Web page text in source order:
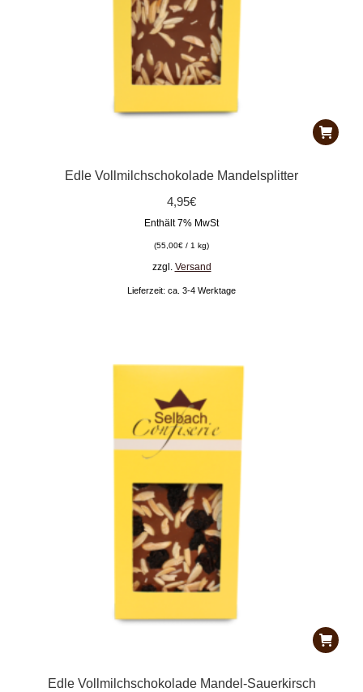
Edle Vollmilchschokolade Mandelsplitter
4,95€
Enthält 7% MwSt
(55,00€ / 1 kg)
zzgl. Versand
Lieferzeit: ca. 3-4 Werktage
Edle Vollmilchschokolade Mandel-Sauerkirsch